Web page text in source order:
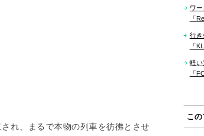
れ、まるで本物の列車を彷彿とさせ
ワ
「
行き
「
軽い
「
こ